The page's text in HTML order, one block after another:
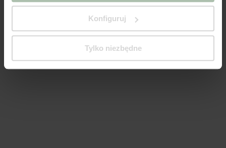
niż pliki cookie zgodne z oprogramowaniem w
dokumentach powyżej, kliknij „Tak, wyświetlam
„Zmieniam ustawienia” z poziomu tego okienka.
Konfiguruj
Tylko niezbędne